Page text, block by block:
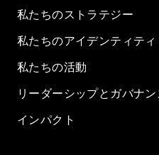
私たちのストラテジー
私たちのアイデンティティ
私たちの活動
リーダーシップとガバナン
インパクト